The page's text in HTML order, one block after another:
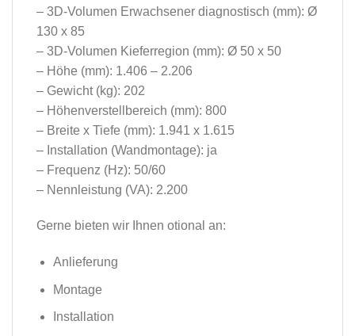
– 3D-Volumen Erwachsener diagnostisch (mm): Ø
130 x 85
– 3D-Volumen Kieferregion (mm): Ø 50 x 50
– Höhe (mm): 1.406 – 2.206
– Gewicht (kg): 202
– Höhenverstellbereich (mm): 800
– Breite x Tiefe (mm): 1.941 x 1.615
– Installation (Wandmontage): ja
– Frequenz (Hz): 50/60
– Nennleistung (VA): 2.200
Gerne bieten wir Ihnen otional an:
Anlieferung
Montage
Installation